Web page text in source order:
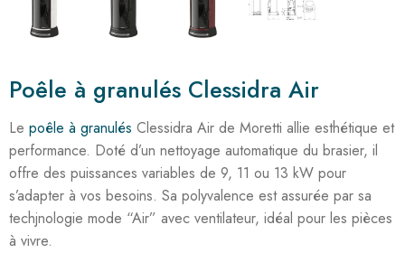
Poêle à granulés Clessidra Air
Le poêle à granulés Clessidra Air de Moretti allie esthétique et
performance. Doté d’un nettoyage automatique du brasier, il
offre des puissances variables de 9, 11 ou 13 kW pour
s’adapter à vos besoins. Sa polyvalence est assurée par sa
techjnologie mode “Air” avec ventilateur, idéal pour les pièces
à vivre.